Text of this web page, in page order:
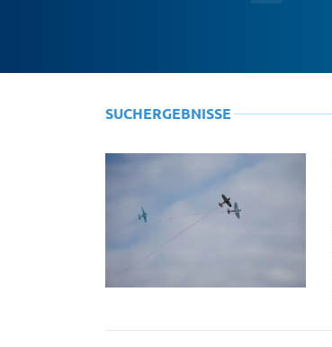
SUCHERGEBNISSE